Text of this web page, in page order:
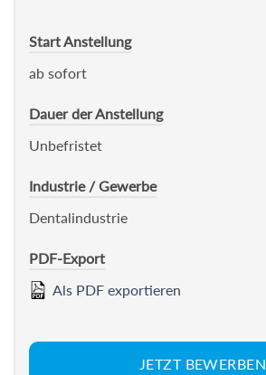
Start Anstellung
ab sofort
Dauer der Anstellung
Unbefristet
Industrie / Gewerbe
Dentalindustrie
PDF-Export
Als PDF exportieren
JETZT BEWERBEN